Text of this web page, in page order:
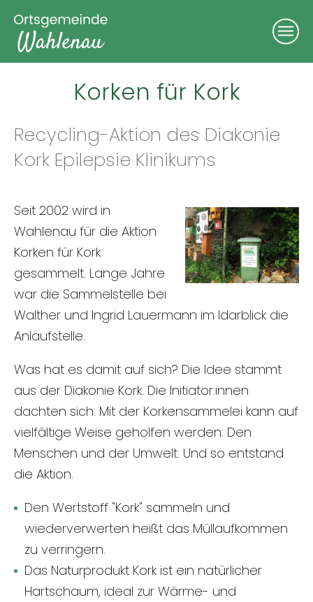
Korken für Kork
Recycling-Aktion des Diakonie
Kork Epilepsie Klinikums
Seit 2002 wird in
Wahlenau für die Aktion
Korken für Kork
gesammelt. Lange Jahre
war die Sammelstelle bei
Walther und Ingrid Lauermann im Idarblick die
Anlaufstelle.
Was hat es damit auf sich? Die Idee stammt
aus der Diakonie Kork. Die Initiator:innen
dachten sich: Mit der Korkensammelei kann auf
vielfältige Weise geholfen werden: Den
Menschen und der Umwelt. Und so entstand
die Aktion.
Den Wertstoff "Kork" sammeln und
wiederverwerten heißt das Müllaufkommen
zu verringern.
Das Naturprodukt Kork ist ein natürlicher
Hartschaum, ideal zur Wärme- und